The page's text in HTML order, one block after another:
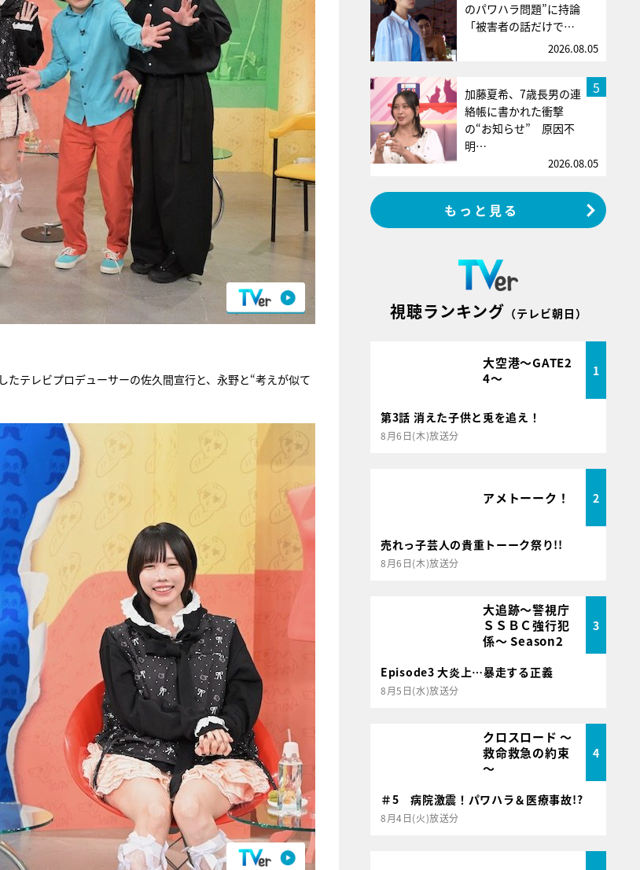
テレビプロデューサーの佐久間宣行と、永野と“考えが似て
のパワハラ問題”に持論
「被害者の話だけで…
2026.08.05
5
加藤夏希、7歳長男の連
絡帳に書かれた衝撃
の“お知らせ” 原因不
明…
2026.08.05
もっと見る
視聴ランキング （テレビ朝日）
大空港～GATE2
4～
1
第3話 消えた子供と兎を追え！
8月6日(木)放送分
アメトーーク！ 2
売れっ子芸人の貴重トーーク祭り!!
8月6日(木)放送分
大追跡～警視庁
ＳＳＢＣ強行犯
係～ Season2
3
Episode3 大炎上…暴走する正義
8月5日(水)放送分
クロスロード ～
救命救急の約束
～
4
＃5 病院激震！パワハラ＆医療事故!?
8月4日(火)放送分